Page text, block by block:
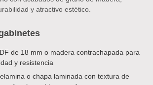
y atractivo estético.
de 18 mm o madera contrachapada para
y resistencia
o chapa laminada con textura de